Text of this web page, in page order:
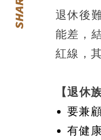
退休後
能差，
紅線，
【退休
要兼
有健